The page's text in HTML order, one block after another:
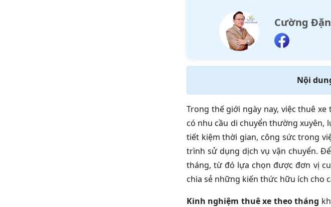
Cường
Nội
Trong thế giới ngày nay, việc thuê
có nhu cầu di chuyển thường xuyên,
tiết kiệm thời gian, công sức trong
trình sử dụng dịch vụ vận chuyển.
tháng, từ đó lựa chọn được đơn vị
chia sẻ những kiến thức hữu ích cho
Kinh nghiệm thuê xe theo tháng